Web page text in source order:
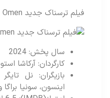
فیلم ترسناک جدید The First Omen
سال پخش: 2024
کارگردان: آرکاشا
بازیگران: نل
اینسون، سونیا